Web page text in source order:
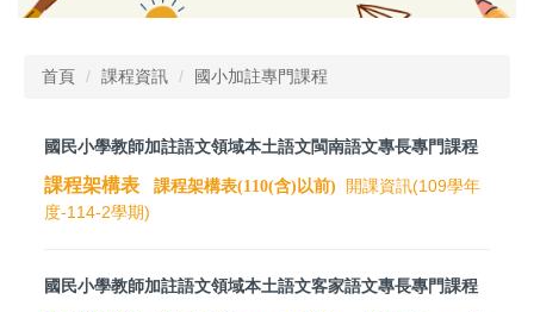
首頁 課程資訊 國小加註專門課程
國民小學教師加註語文領域本土語文閩南語文專長專門課程
課程架構表 課程架構表(110(含)以前)
開課資訊(109學年
度-114-2學期)
國民小學教師加註語文領域本土語文客家語文專長專門課程